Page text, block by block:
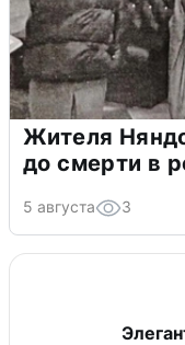
Жителя
до смерти в
5 августа 3